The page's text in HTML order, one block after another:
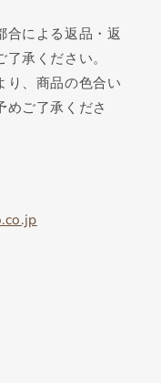
合による返品・返
承ください。
り、商品の色合い
めご了承くださ